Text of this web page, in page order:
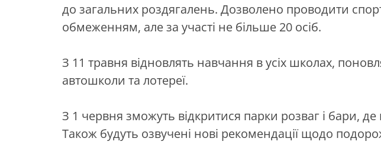
до загальних роздягалень. Дозволено проводити
обмеженням, але за участі не більше 20 осіб.
З 11 травня відновлять навчання в усіх школах,
автошколи та лотереї.
З 1 червня зможуть відкритися парки розваг і бари,
Також будуть озвучені нові рекомендації щодо